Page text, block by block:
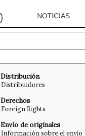
NOTICIAS
Distribución
Distribuidores
Derechos
Foreign Rights
Envío de originales
Información sobre el envío